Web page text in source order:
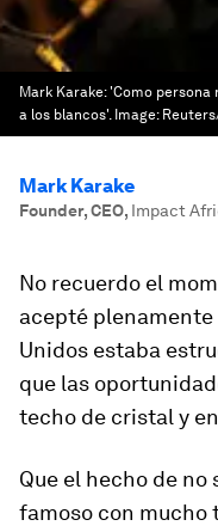
Mark Karake: 'Como
a los blancos'. Image:
Mark Karake
Founder, CEO, Impact
No recuerdo el
acepté plenamente
Unidos estaba
que las
techo de cristal y
Que el hecho de
famoso con mucho